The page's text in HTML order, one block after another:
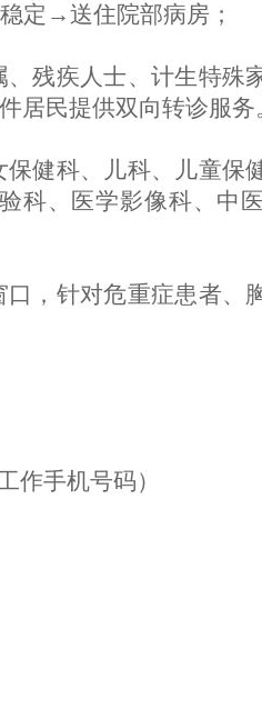
定→送住院部病房；
残疾人士、计生特殊
居民提供双向转诊服务
健科、儿科、儿童保
科、医学影像科、中
，针对危重症患者、
工作手机号码）